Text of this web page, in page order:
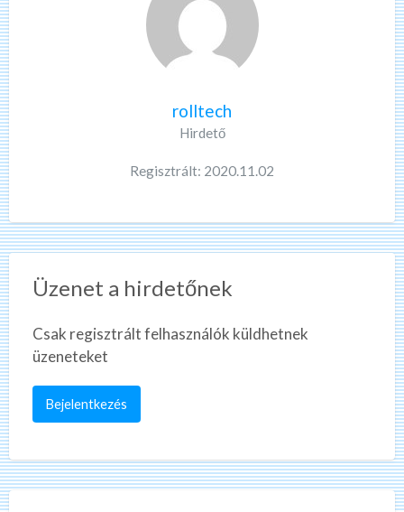
rolltech
Hirdető
Regisztrált: 2020.11.02
Üzenet a hirdetőnek
Csak regisztrált felhasználók küldhetnek
üzeneteket
Bejelentkezés